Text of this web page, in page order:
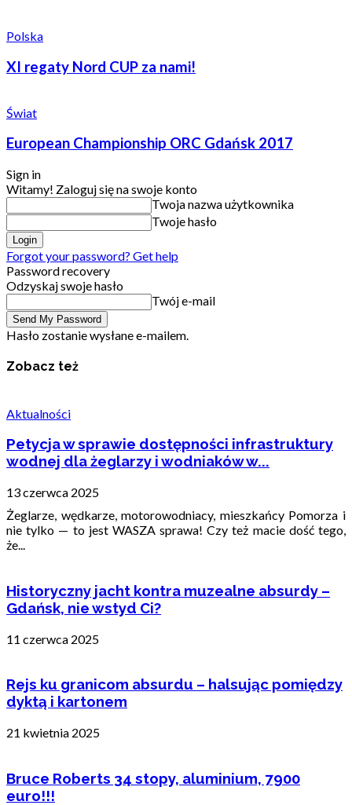
Polska
XI regaty Nord CUP za nami!
Świat
European Championship ORC Gdańsk 2017
Sign in
Witamy! Zaloguj się na swoje konto
Twoja nazwa użytkownika
Twoje hasło
Forgot your password? Get help
Password recovery
Odzyskaj swoje hasło
Twój e-mail
Hasło zostanie wysłane e-mailem.
Zobacz też
Aktualności
Petycja w sprawie dostępności infrastruktury
wodnej dla żeglarzy i wodniaków w...
13 czerwca 2025
Żeglarze, wędkarze, motorowodniacy, mieszkańcy Pomorza i
nie tylko — to jest WASZA sprawa! Czy też macie dość tego,
że...
Historyczny jacht kontra muzealne absurdy –
Gdańsk, nie wstyd Ci?
11 czerwca 2025
Rejs ku granicom absurdu – halsując pomiędzy
dyktą i kartonem
21 kwietnia 2025
Bruce Roberts 34 stopy, aluminium, 7900
euro!!!